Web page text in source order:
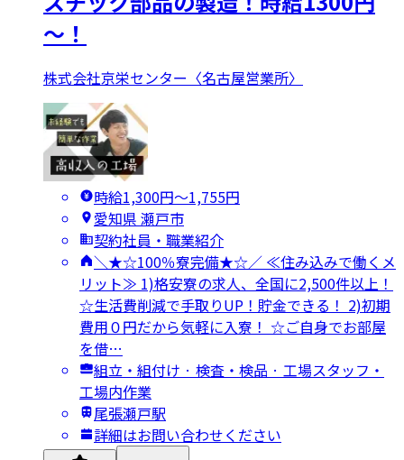
～！
株式会社京栄センター〈名古屋営業所〉
時給1,300円〜1,755円
愛知県 瀬戸市
契約社員・職業紹介
＼★☆100％寮完備★☆／ ≪住み込みで働くメ
リット≫ 1)格安寮の求人、全国に2,500件以上！
☆生活費削減で手取りUP！貯金できる！ 2)初期
費用０円だから気軽に入寮！ ☆ご自身でお部屋
を借…
組立・組付け · 検査・検品 · 工場スタッフ・
工場内作業
尾張瀬戸駅
詳細はお問い合わせください